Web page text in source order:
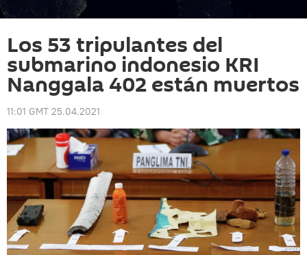
Los 53 tripulantes del
submarino indonesio KRI
Nanggala 402 están muertos
11:01 GMT 25.04.2021